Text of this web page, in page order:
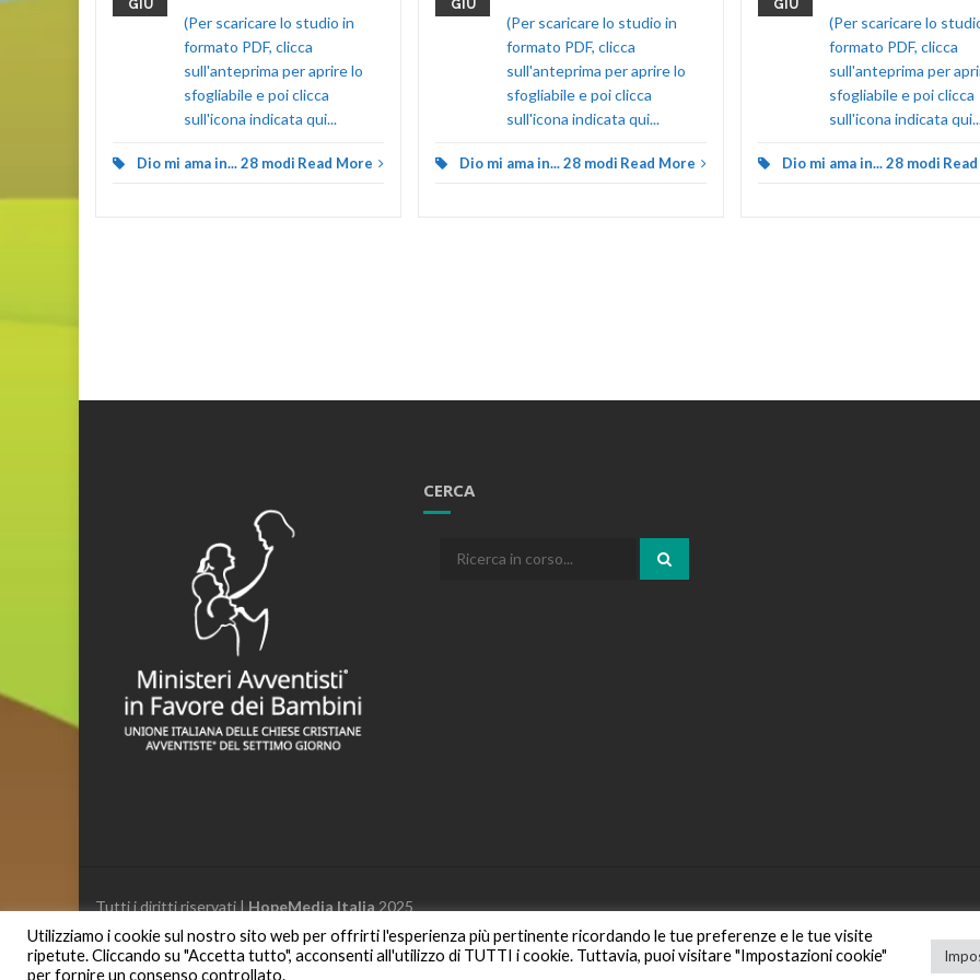
GIU
(Per scaricare lo studio in
formato PDF, clicca
sull'anteprima per aprire lo
sfogliabile e poi clicca
sull'icona indicata qui...
Dio mi ama in... 28 modi Read More
GIU
(Per scaricare lo studio in
formato PDF, clicca
sull'anteprima per aprire lo
sfogliabile e poi clicca
sull'icona indicata qui...
Dio mi ama in... 28 modi Read More
GIU
(Per scaricare lo
formato PDF, clicca
sull'anteprima per
sfogliabile e poi clicca
sull'icona indicata
Dio mi ama in... 28 modi
CERCA
Cerca:
Tutti i diritti riservati |HopeMedia Italia2025
Utilizziamo i cookie sul nostro sito web per offrirti l'esperienza più pertinente ricordando le tue preferenze e le tue visite
ripetute. Cliccando su "Accetta tutto", acconsenti all'utilizzo di TUTTI i cookie. Tuttavia, puoi visitare "Impostazioni cookie"
per fornire un consenso controllato.